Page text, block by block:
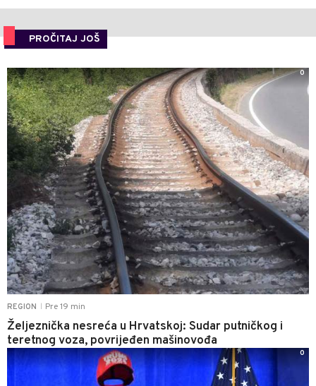
PROČITAJ JOŠ
REGION Pre 19 min
Željeznička nesreća u Hrvatskoj: Sudar putničkog i
teretnog voza, povrijeđen mašinovođa
0
0